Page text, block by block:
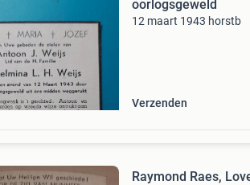
oorlogsgeweld
12 maart 1943 horstb
Verzenden
Raymond Raes,